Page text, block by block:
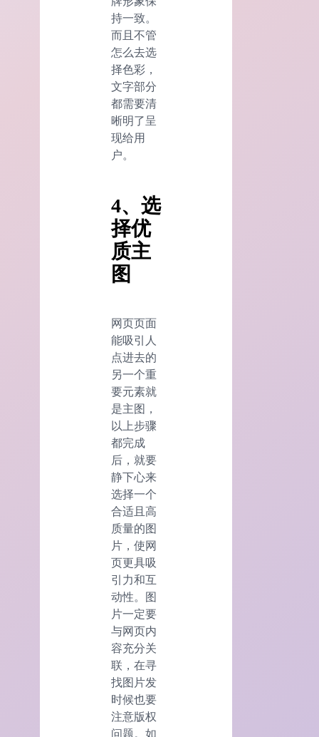
持一致。
而且不管
怎么去选
择色彩，
文字部分
都需要清
晰明了呈
现给用
户。
4、选
择优
质主
图
网页页面
能吸引人
点进去的
另一个重
要元素就
是主图，
以上步骤
都完成
后，就要
静下心来
选择一个
合适且高
质量的图
片，使网
页更具吸
引力和互
动性。图
片一定要
与网页内
容充分关
联，在寻
找图片发
时候也要
注意版权
问题。如